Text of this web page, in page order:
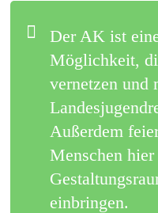
Der AK ist
Möglichkeit,
vernetzen und
Außerdem
Menschen hier
einbringen.